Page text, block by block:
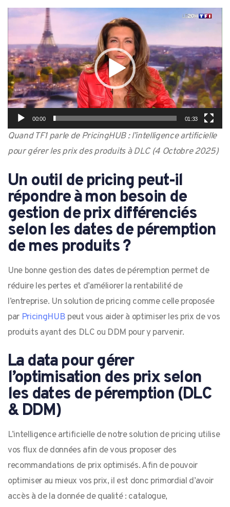
00:00 01:33
Quand TF1 parle de PricingHUB : l’intelligence artificielle
pour gérer les prix des produits à DLC (4 Octobre 2025)
Un outil de pricing peut-il
répondre à mon besoin de
gestion de prix différenciés
selon les dates de péremption
de mes produits ?
Une bonne gestion des dates de péremption permet de
réduire les pertes et d’améliorer la rentabilité de
l’entreprise. Un solution de pricing comme celle proposée
par PricingHUB peut vous aider à optimiser les prix de vos
produits ayant des DLC ou DDM pour y parvenir.
La data pour gérer
l’optimisation des prix selon
les dates de péremption (DLC
& DDM)
L’intelligence artificielle de notre solution de pricing utilise
vos flux de données afin de vous proposer des
recommandations de prix optimisés. Afin de pouvoir
optimiser au mieux vos prix, il est donc primordial d’avoir
accès à de la donnée de qualité : catalogue,